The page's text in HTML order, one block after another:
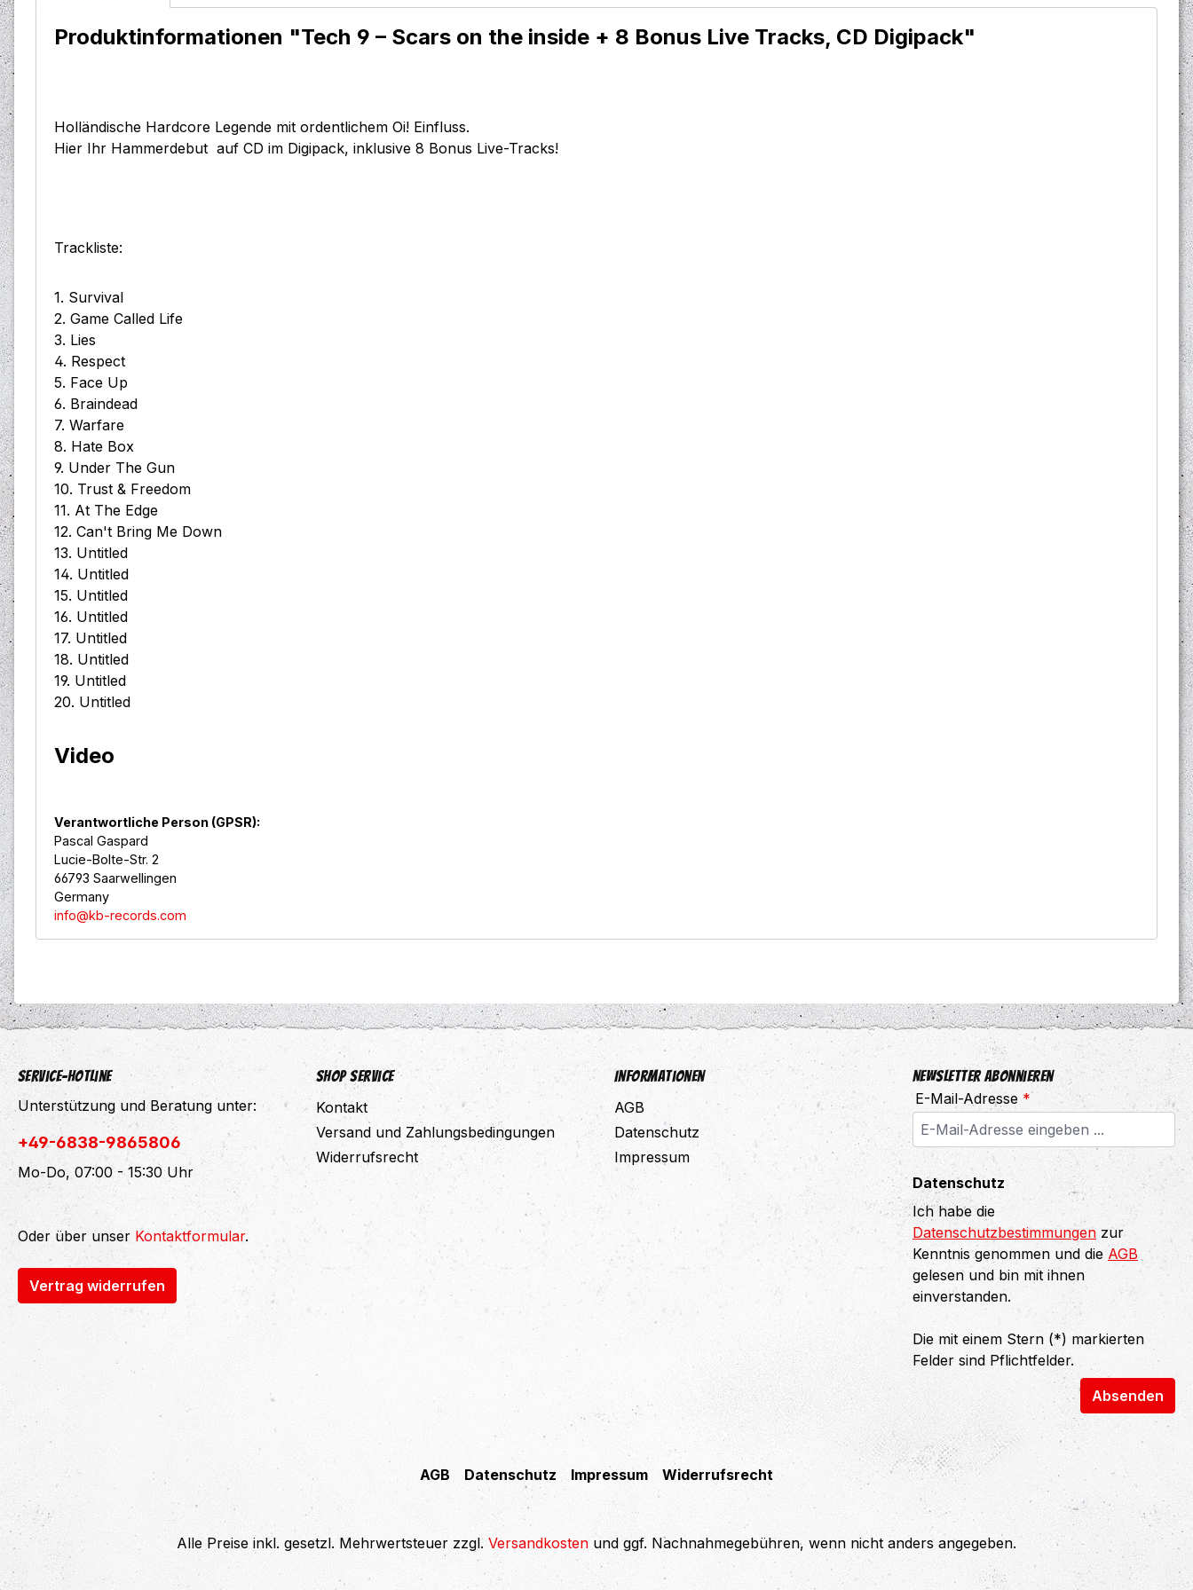
Produktinformationen "Tech 9 ‎– Scars on the inside + 8 Bonus Live Tracks, CD Digipack"
Holländische Hardcore Legende mit ordentlichem Oi! Einfluss.
Hier Ihr Hammerdebut auf CD im Digipack, inklusive 8 Bonus Live-Tracks!
Trackliste:
1. Survival
2. Game Called Life
3. Lies
4. Respect
5. Face Up
6. Braindead
7. Warfare
8. Hate Box
9. Under The Gun
10. Trust & Freedom
11. At The Edge
12. Can't Bring Me Down
13. Untitled
14. Untitled
15. Untitled
16. Untitled
17. Untitled
18. Untitled
19. Untitled
20. Untitled
Video
Verantwortliche Person (GPSR):
Pascal Gaspard
Lucie-Bolte-Str. 2
66793 Saarwellingen
Germany
info@kb-records.com
Service-Hotline
Unterstützung und Beratung unter:
+49-6838-9865806
Mo-Do, 07:00 - 15:30 Uhr
Oder über unser Kontaktformular.
Vertrag widerrufen
Shop Service
Kontakt
Versand und Zahlungsbedingungen
Widerrufsrecht
Informationen
AGB
Datenschutz
Impressum
Newsletter abonnieren
E-Mail-Adresse *
Datenschutz
Ich habe die
Datenschutzbestimmungen zur
Kenntnis genommen und die AGB
gelesen und bin mit ihnen
einverstanden.
Die mit einem Stern (*) markierten
Felder sind Pflichtfelder.
Absenden
AGB Datenschutz Impressum Widerrufsrecht
Alle Preise inkl. gesetzl. Mehrwertsteuer zzgl.Versandkosten und ggf. Nachnahmegebühren, wenn nicht anders angegeben.